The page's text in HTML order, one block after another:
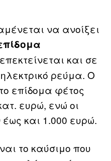
να ανοίξει
και σε
ρεύμα. Ο
επίδομα φέτος
ευρώ, ενώ οι
έως και 1.000 ευρώ.
το καύσιμο που